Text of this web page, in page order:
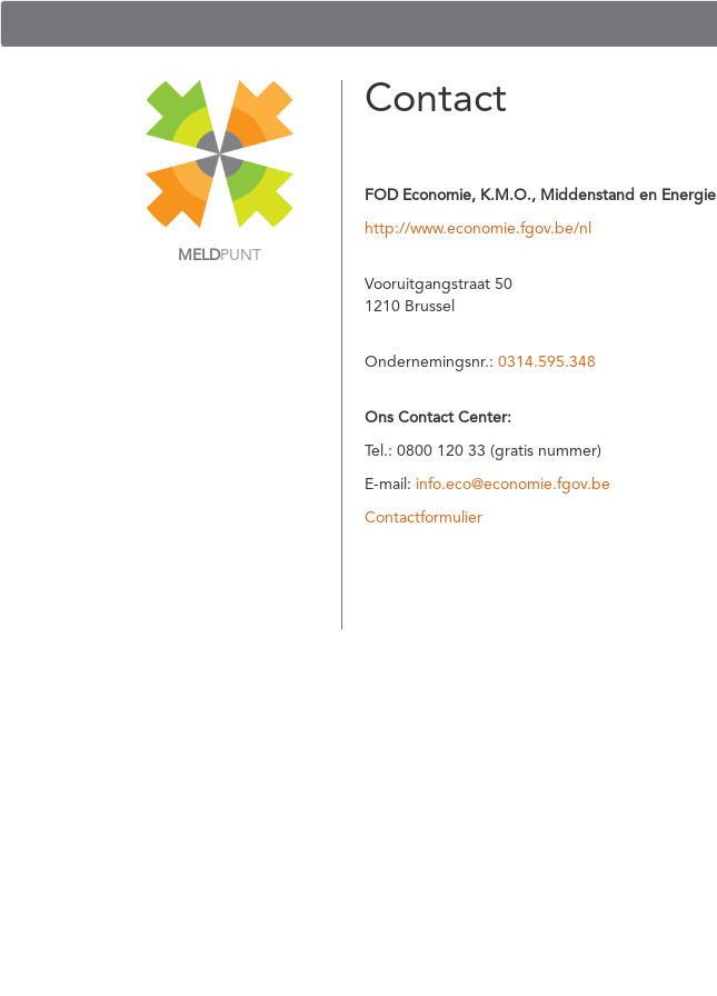
MELDPUNT
Contact
FOD Economie, K.M.O., Middenstand en Energie
http://www.economie.fgov.be/nl
Vooruitgangstraat 50
1210 Brussel
Ondernemingsnr.: 0314.595.348
Ons Contact Center:
Tel.: 0800 120 33 (gratis nummer)
E-mail: info.eco@economie.fgov.be
Contactformulier